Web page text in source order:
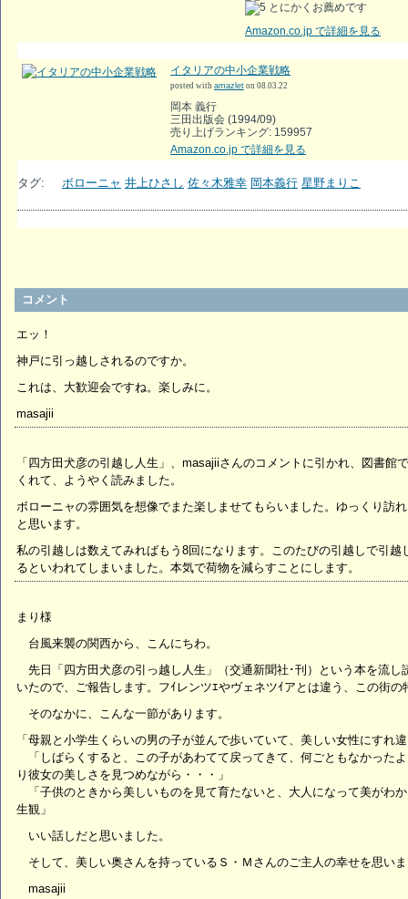
とにかくお薦めです
Amazon.co.jp で詳細を見る
イタリアの中小企業戦略
posted with amazlet on 08.03.22
岡本 義行
三田出版会 (1994/09)
売り上げランキング: 159957
Amazon.co.jp で詳細を見る
タグ: ボローニャ 井上ひさし 佐々木雅幸 岡本義行 星野まりこ
コメント
エッ！
神戸に引っ越しされるのですか。
これは、大歓迎会ですね。楽しみに。
masajii
「四方田犬彦の引越し人生」、masajiiさんのコメントに引かれ、図書館
くれて、ようやく読みました。
ボローニャの雰囲気を想像でまた楽しませてもらいました。ゆっくり訪
と思います。
私の引越しは数えてみればもう8回になります。このたびの引越しで引
るといわれてしまいました。本気で荷物を減らすことにします。
まり様
台風来襲の関西から、こんにちわ。
先日「四方田犬彦の引っ越し人生」（交通新聞社･刊）という本を流
いたので、ご報告します。フｲレンツｴやヴェネツｲアとは違う、この街の
そのなかに、こんな一節があります。
「母親と小学生くらいの男の子が並んで歩いていて、美しい女性にすれ
「しばらくすると、この子があわてて戻ってきて、何ごともなかった
り彼女の美しさを見つめながら・・・」
「子供のときから美しいものを見て育たないと、大人になって美がわ
生観」
いい話しだと思いました。
そして、美しい奥さんを持っているＳ・Ｍさんのご主人の幸せを思い
masajii